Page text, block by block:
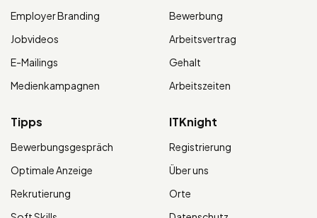
Employer Branding
Jobvideos
E-Mailings
Medienkampagnen
Bewerbung
Arbeitsvertrag
Gehalt
Arbeitszeiten
Tipps
Bewerbungsgespräch
Optimale Anzeige
Rekrutierung
ITKnight
Registrierung
Über uns
Orte